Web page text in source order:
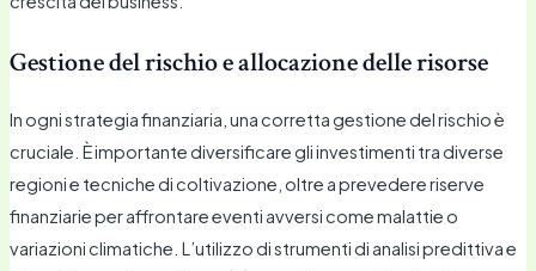
Gestione del rischio e allocazione delle risorse
In ogni strategia finanziaria, una corretta gestione del rischio è
cruciale. È importante diversificare gli investimenti tra diverse
regioni e tecniche di coltivazione, oltre a prevedere riserve
finanziarie per affrontare eventi avversi come malattie o
variazioni climatiche. L’utilizzo di strumenti di analisi predittiva e